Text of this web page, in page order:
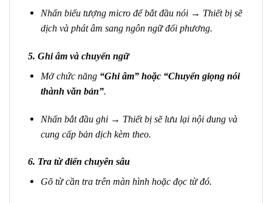
Nhấn biểu tượng micro để bắt đầu nói → Thiết bị sẽ
dịch và phát âm sang ngôn ngữ đối phương.
5. Ghi âm và chuyển ngữ
Mở chức năng “Ghi âm” hoặc “Chuyển giọng nói
thành văn bản”.
Nhấn bắt đầu ghi → Thiết bị sẽ lưu lại nội dung và
cung cấp bản dịch kèm theo.
6. Tra từ điển chuyên sâu
Gõ từ cần tra trên màn hình hoặc đọc từ đó.